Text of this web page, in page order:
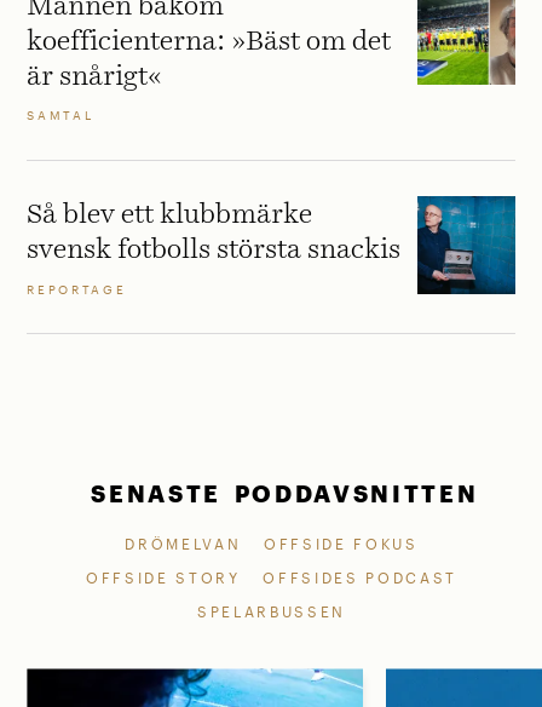
Mannen bakom
koefficienterna: »Bäst om det
är snårigt«
SAMTAL
Så blev ett klubbmärke
svensk fotbolls största snackis
REPORTAGE
SENASTE PODDAVSNITTEN
DRÖMELVAN
OFFSIDE FOKUS
OFFSIDE STORY
OFFSIDES PODCAST
SPELARBUSSEN